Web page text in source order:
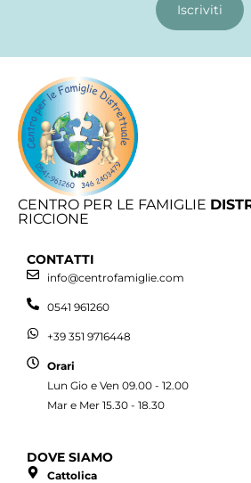
Iscriviti
CENTRO PER LE FAMIGLIE
RICCIONE
CONTATTI
info@centrofamiglie.com
0541 961260
+39 351 9716448
Orari
Lun Gio e Ven 09.00 - 12.00
Mar e Mer 15.30 - 18.30
DOVE SIAMO
Cattolica